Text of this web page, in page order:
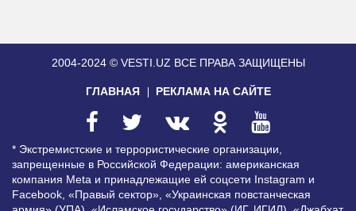
2004-2024 © VESTI.UZ ВСЕ ПРАВА ЗАЩИЩЕНЫ
ГЛАВНАЯ РЕКЛАМА НА САЙТЕ
* Экстремистские и террористические организации,
запрещенные в Российской Федерации: американская
компания Meta и принадлежащие ей соцсети Instagram и
Facebook, «Правый сектор», «Украинская повстанческая